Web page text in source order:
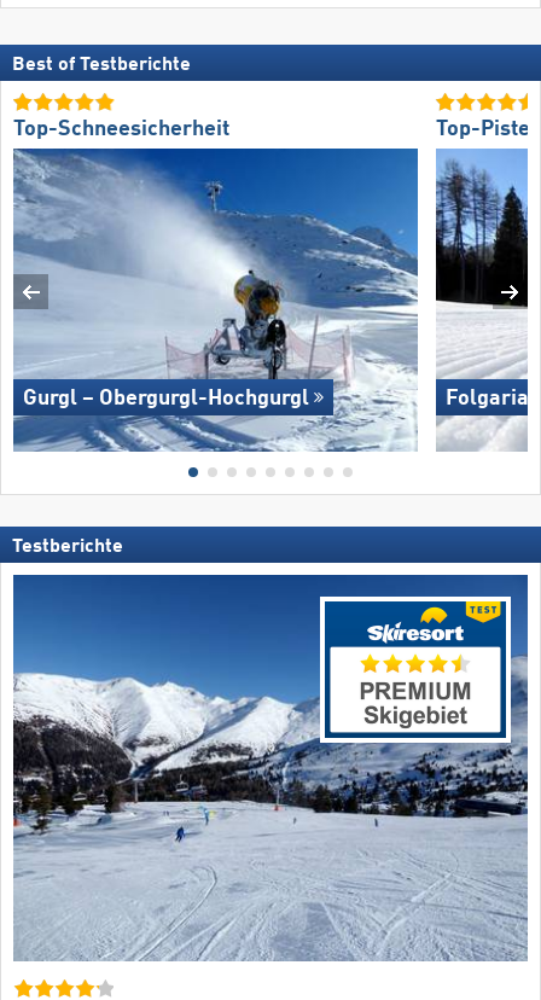
Best of Testberichte
Top-Schneesicherheit
Gurgl – Obergurgl-Hochgurgl
Top-
Testberichte